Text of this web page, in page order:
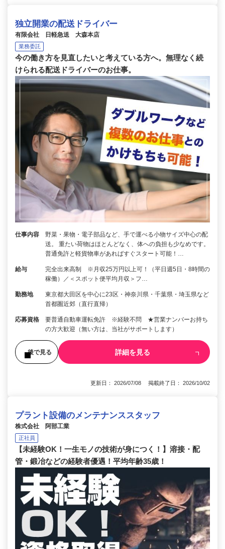
独立開業の配送ドライバー
有限会社 日軽急送 大森本店
業務委託
今の働き方を見直したいと考えている方へ。無理なく続
けられる配送ドライバーのお仕事。
仕事内容
野菜・果物・電子部品など、手で運べる小物サイズ中心の配
送。 重たい荷物はほとんどなく、体への負担も少なめです。
普通免許と軽貨物車があればすぐスタート可能！…
給与
完全出来高制 ※月収25万円以上可！（平日週5日・8時間の
稼働）／＜スポット便平均月収＞フ…
勤務地
東京都大田区を中心に23区・神奈川県・千葉県・埼玉県など
首都圏近郊（直行直帰）
応募資格
要普通自動車運転免許 ※経験不問 ★営業ナンバーお持ち
の方大歓迎（無い方は、当社がサポートします）
後で見る 詳細を見る
更新日： 2026/07/08 掲載終了日： 2026/10/02
プラント設備のメンテナンススタッフ
株式会社 阿部工業
正社員
【未経験OK！一生モノの技術が身につく！】溶接・配
管・鍛冶などの経験者優遇！平均年齢35歳！